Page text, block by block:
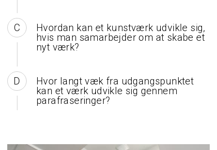
Hvordan kan et kunstværk udvikle sig,
hvis man samarbejder om at skabe et
nyt værk?
Hvor langt væk fra udgangspunktet
kan et værk udvikle sig gennem
parafraseringer?